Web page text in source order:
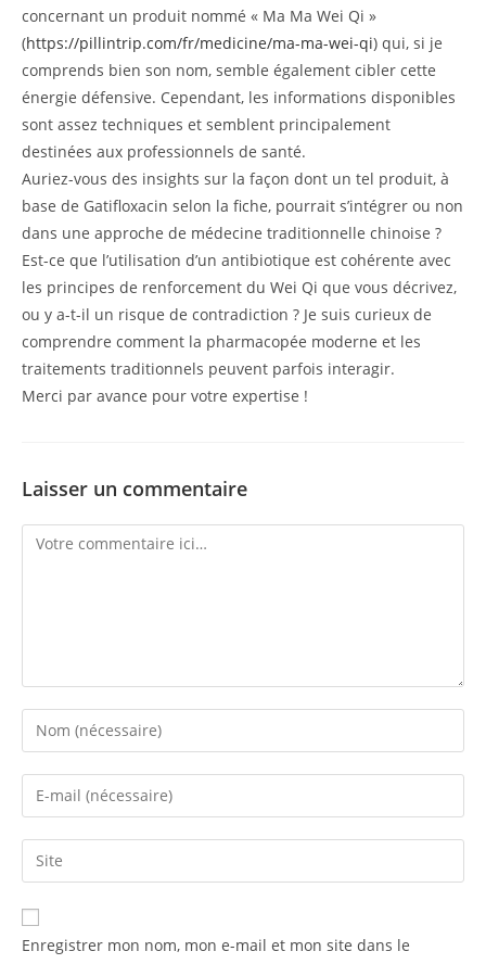
concernant un produit nommé « Ma Ma Wei Qi »
(https://pillintrip.com/fr/medicine/ma-ma-wei-qi) qui, si je
comprends bien son nom, semble également cibler cette
énergie défensive. Cependant, les informations disponibles
sont assez techniques et semblent principalement
destinées aux professionnels de santé.
Auriez-vous des insights sur la façon dont un tel produit, à
base de Gatifloxacin selon la fiche, pourrait s’intégrer ou non
dans une approche de médecine traditionnelle chinoise ?
Est-ce que l’utilisation d’un antibiotique est cohérente avec
les principes de renforcement du Wei Qi que vous décrivez,
ou y a-t-il un risque de contradiction ? Je suis curieux de
comprendre comment la pharmacopée moderne et les
traitements traditionnels peuvent parfois interagir.
Merci par avance pour votre expertise !
Laisser un commentaire
Enregistrer mon nom, mon e-mail et mon site dans le